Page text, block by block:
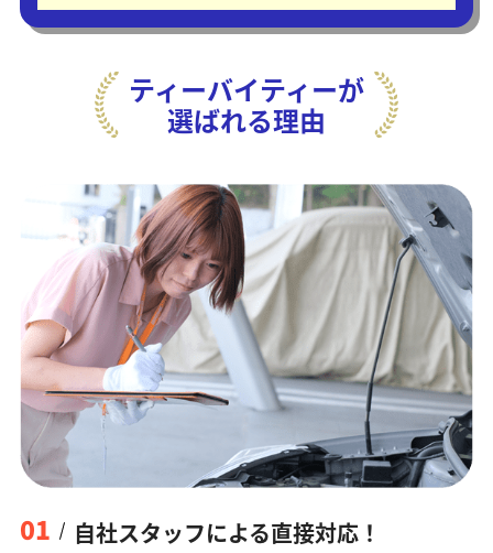
ティーバイティーが
選ばれる理由
01
自社スタッフによる直接対応！